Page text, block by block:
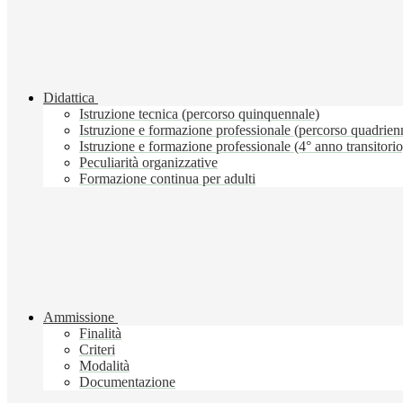
Didattica
Istruzione tecnica (percorso quinquennale)
Istruzione e formazione professionale (percorso
Istruzione e formazione professionale (4° anno
Peculiarità organizzative
Formazione continua per adulti
Ammissione
Finalità
Criteri
Modalità
Documentazione